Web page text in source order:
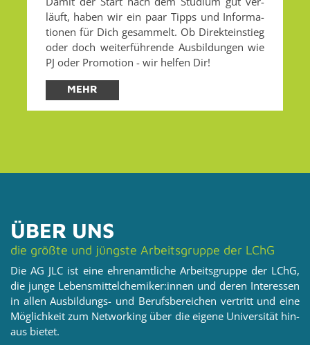
läuft, haben wir ein paar Tipps und In­for­ma­
tio­nen für Dich ge­sam­melt. Ob Di­rekt­ein­stieg
oder doch wei­ter­füh­ren­de Aus­bil­dun­gen wie
PJ oder Pro­mo­ti­on - wir hel­fen Dir!
MEHR
ÜBER UNS
die grö­ß­te und jüngs­te Ar­beits­grup­pe der LChG
Die AG JLC ist eine eh­ren­amt­li­che Ar­beits­grup­pe der LChG,
die junge Le­bens­mit­tel­che­mi­ker:innen und deren In­ter­es­sen
in allen Aus­bil­dungs- und Be­rufs­be­rei­chen ver­tritt und eine
Mög­lich­keit zum Net­wor­king über die ei­ge­ne Uni­ver­si­tät hin­
aus bie­tet.